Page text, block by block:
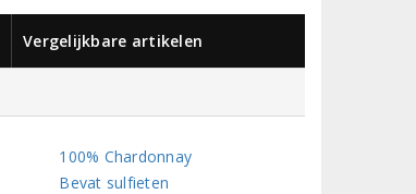
Vergelijkbare artikelen
100% Chardonnay
Bevat sulfieten